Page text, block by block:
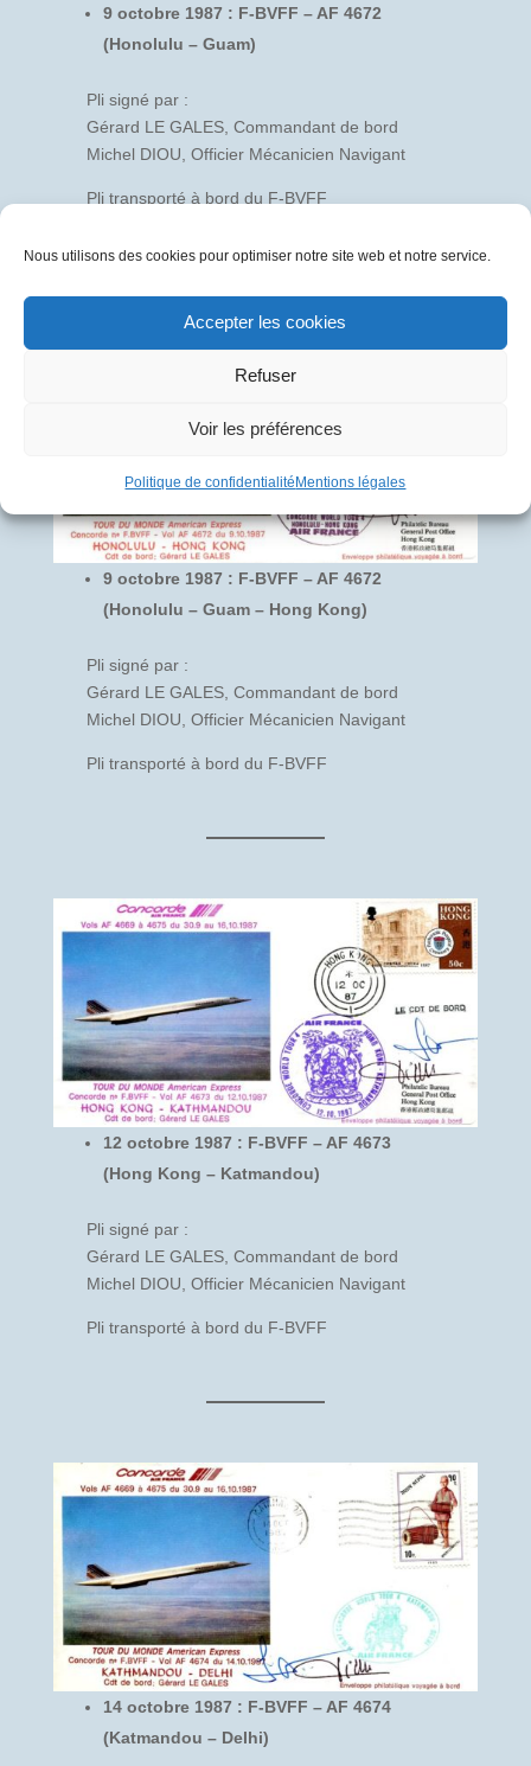
Nous utilisons des cookies pour optimiser notre site web et notre service.
Accepter les cookies
Refuser
Voir les préférences
Politique de confidentialitéMentions légales
9 octobre 1987 : F-BVFF – AF 4672
(Honolulu – Guam)
Pli signé par :
Gérard LE GALES, Commandant de bord
Michel DIOU, Officier Mécanicien Navigant
Pli transporté à bord du F-BVFF
9 octobre 1987 : F-BVFF – AF 4672
(Honolulu – Guam – Hong Kong)
Pli signé par :
Gérard LE GALES, Commandant de bord
Michel DIOU, Officier Mécanicien Navigant
Pli transporté à bord du F-BVFF
12 octobre 1987 : F-BVFF – AF 4673
(Hong Kong – Katmandou)
Pli signé par :
Gérard LE GALES, Commandant de bord
Michel DIOU, Officier Mécanicien Navigant
Pli transporté à bord du F-BVFF
14 octobre 1987 : F-BVFF – AF 4674
(Katmandou – Delhi)